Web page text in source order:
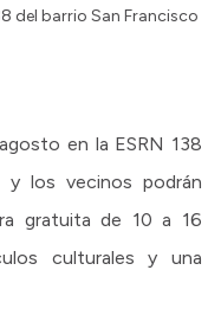
del barrio San Francisco
en la ESRN 138
y los vecinos podrán
gratuita de 10 a 16
culturales y una